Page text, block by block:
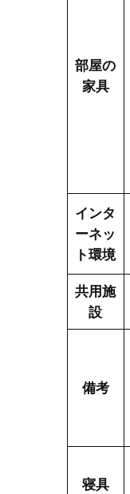
部屋の
家具
インタ
ーネッ
ト環境
共用施
設
備考
寝具